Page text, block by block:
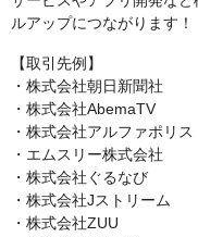
ルアップにつながります
【取引先例】
・株式会社朝日新聞社
・株式会社AbemaTV
・株式会社アルファポリス
・エムスリー株式会社
・株式会社ぐるなび
・株式会社Jストリーム
・株式会社ZUU